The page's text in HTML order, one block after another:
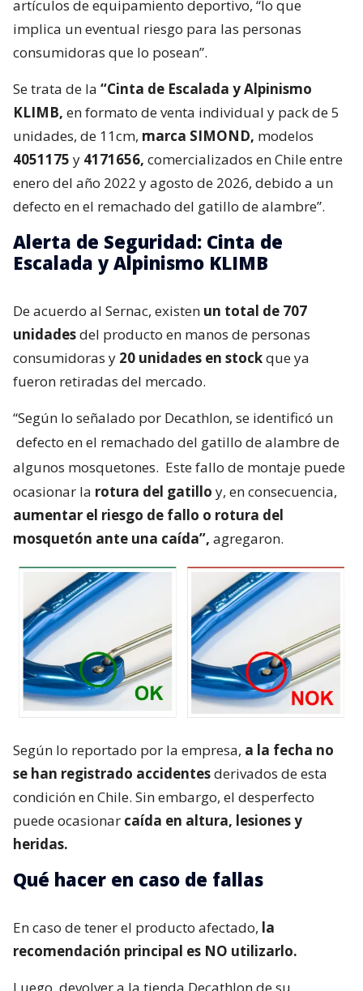
artículos de equipamiento deportivo, “lo que
implica un eventual riesgo para las personas
consumidoras que lo posean”.
Se trata de la “Cinta de Escalada y Alpinismo
KLIMB, en formato de venta individual y pack de 5
unidades, de 11cm, marca SIMOND, modelos
4051175 y 4171656, comercializados en Chile entre
enero del año 2022 y agosto de 2026, debido a un
defecto en el remachado del gatillo de alambre”.
Alerta de Seguridad: Cinta de
Escalada y Alpinismo KLIMB
De acuerdo al Sernac, existen un total de 707
unidadesdel producto en manos de personas
consumidoras y 20 unidades en stockque ya
fueron retiradas del mercado.
“Según lo señalado por Decathlon, se identificó un
defecto en el remachado del gatillo de alambre de
algunos mosquetones. Este fallo de montaje puede
ocasionar la rotura del gatillo y, en consecuencia,
aumentar el riesgo de fallo o rotura del
mosquetón ante una caída”, agregaron.
Según lo reportado por la empresa, a la fecha no
se han registrado accidentesderivados de esta
condición en Chile. Sin embargo, el desperfecto
puede ocasionar caída en altura, lesiones y
heridas.
Qué hacer en caso de fallas
En caso de tener el producto afectado, la
recomendación principal es NO utilizarlo.
Luego, devolver a la tienda Decathlon de su